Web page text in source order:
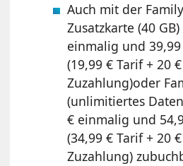
Auch mit der
Zusatzkarte (40
einmalig und
(19,99 € Tarif + 20
Zuzahlung)oder
(unlimitiertes
€ einmalig und
(34,99 € Tarif + 20
Zuzahlung)